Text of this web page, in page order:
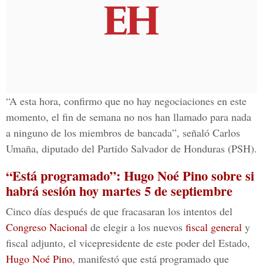
“A esta hora, confirmo que no hay negociaciones en este
momento, el fin de semana no nos han llamado para nada
a ninguno de los miembros de bancada”, señaló Carlos
Umaña, diputado del Partido Salvador de Honduras (PSH).
“Está programado”: Hugo Noé Pino sobre si
habrá sesión hoy martes 5 de septiembre
Cinco días después de que fracasaran los intentos del
Congreso Nacional de elegir a los nuevos fiscal general y
fiscal adjunto, el vicepresidente de este poder del Estado,
Hugo Noé Pino, manifestó que está programado que